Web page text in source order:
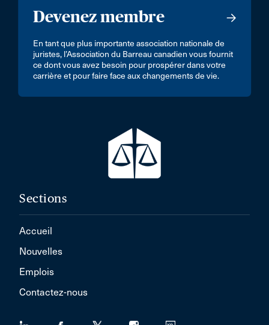
Devenez membre
En tant que plus importante association nationale de
juristes, l’Association du Barreau canadien vous fournit
ce dont vous avez besoin pour prospérer dans votre
carrière et pour faire face aux changements de vie.
Sections
Accueil
Nouvelles
Emplois
Contactez-nous